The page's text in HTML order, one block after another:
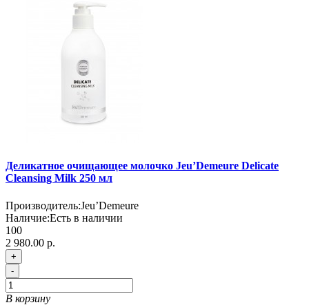
Деликатное очищающее молочко Jeu’Demeure Delicate
Cleansing Milk 250 мл
Производитель:Jeu’Demeure
Наличие:Есть в наличии
100
2 980.00 р.
+
-
В корзину